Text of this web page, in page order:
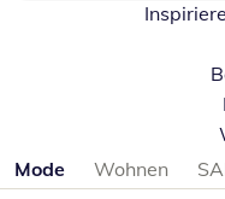
Produktkategorien
Mode Wohnen